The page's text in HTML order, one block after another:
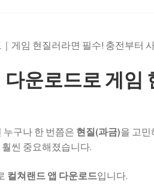
다운로드로 게임
구나 한 번쯤은 현질(과금)을 고
훨씬 중요해졌습니다.
컬쳐랜드 앱 다운로드입니다.